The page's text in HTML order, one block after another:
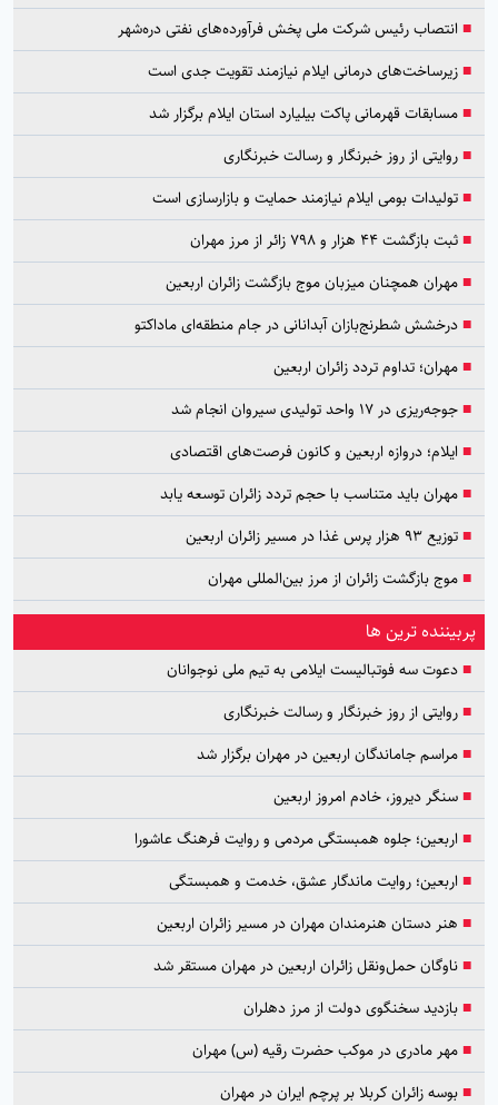
■ انتصاب رئیس شرکت ملی پخش فرآورده‌های نفتی دره‌شهر
■زیرساخت‌های درمانی ایلام نیازمند تقویت جدی است
■مسابقات قهرمانی پاکت بیلیارد استان ایلام برگزار شد
■روایتی از روز خبرنگار و رسالت خبرنگاری
■تولیدات بومی ایلام نیازمند حمایت و بازارسازی است
■ثبت بازگشت ۴۴ هزار و ۷۹۸ زائر از مرز مهران
■مهران همچنان میزبان موج بازگشت زائران اربعین
■درخشش شطرنج‌بازان آبدانانی در جام منطقه‌ای ماداکتو
■مهران؛ تداوم تردد زائران اربعین
■جوجه‌ریزی در ۱۷ واحد تولیدی سیروان انجام شد
■ ایلام؛ دروازه اربعین و کانون فرصت‌های اقتصادی
■مهران باید متناسب با حجم تردد زائران توسعه یابد
■توزیع ۹۳ هزار پرس غذا در مسیر زائران اربعین
■موج بازگشت زائران از مرز بین‌المللی مهران
پربیننده ترین ها
■دعوت سه فوتبالیست ایلامی به تیم ملی نوجوانان
■روایتی از روز خبرنگار و رسالت خبرنگاری
■مراسم جاماندگان اربعین در مهران برگزار شد
■سنگر دیروز، خادم امروز اربعین
■ اربعین؛ جلوه همبستگی مردمی و روایت فرهنگ عاشورا
■ اربعین؛ روایت ماندگار عشق، خدمت و همبستگی
■ هنر دستان هنرمندان مهران در مسیر زائران اربعین
■ناوگان حمل‌ونقل زائران اربعین در مهران مستقر شد
■بازدید سخنگوی دولت از مرز دهلران
■مهر مادری در موکب حضرت رقیه (س) مهران
■بوسه زائران کربلا بر پرچم ایران در مهران